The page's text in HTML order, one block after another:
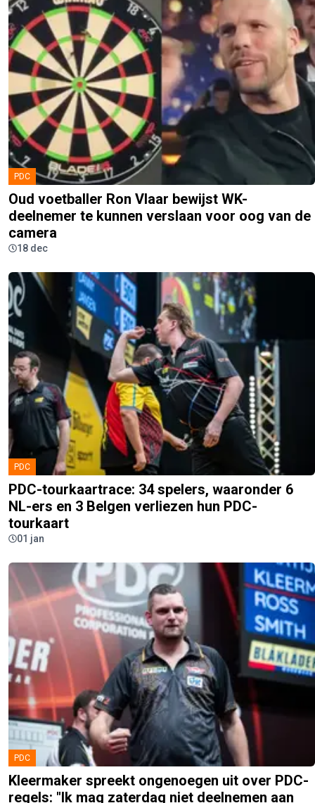
PDC
Oud voetballer Ron Vlaar bewijst WK-
deelnemer te kunnen verslaan voor oog van de
camera
18 dec
PDC
PDC-tourkaartrace: 34 spelers, waaronder 6
NL-ers en 3 Belgen verliezen hun PDC-
tourkaart
01 jan
PDC
Kleermaker spreekt ongenoegen uit over PDC-
regels: "Ik mag zaterdag niet deelnemen aan